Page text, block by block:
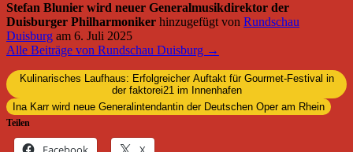
Stefan Blunier wird neuer Generalmusikdirektor der
Duisburger Philharmoniker hinzugefügt von Rundschau
Duisburg am 6. Juli 2025
Alle Beiträge von Rundschau Duisburg →
Kulinarisches Laufhaus: Erfolgreicher Auftakt für Gourmet-Festival in
der faktorei21 im Innenhafen
Ina Karr wird neue Generalintendantin der Deutschen Oper am Rhein
Teilen